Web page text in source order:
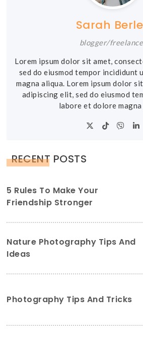
Sarah
blogger/
Lorem ipsum dolor sit amet,
sed do eiusmod tempor incididunt
magna aliqua. Lorem ipsum dolor
adipiscing elit, sed do eiusmod
labore et dolore
RECENT POSTS
5 Rules To Make Your
Friendship Stronger
Nature Photography Tips And
Ideas
Photography Tips And Tricks